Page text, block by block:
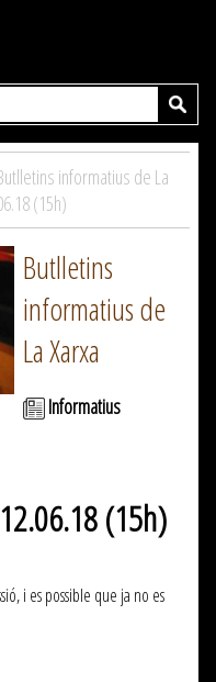
informatius de La
(15h)
Butlletins
informatius de
La Xarxa
Informatius
(15h)
i es possible que ja no es